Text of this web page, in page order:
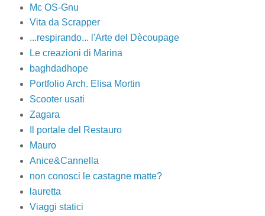
Mc OS-Gnu
Vita da Scrapper
...respirando... l'Arte del Dècoupage
Le creazioni di Marina
baghdadhope
Portfolio Arch. Elisa Mortin
Scooter usati
Zagara
Il portale del Restauro
Mauro
Anice&Cannella
non conosci le castagne matte?
lauretta
Viaggi statici